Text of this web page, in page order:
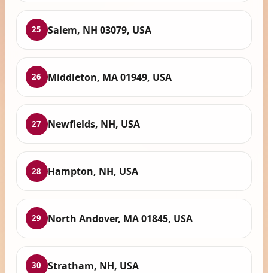
25 Salem, NH 03079, USA
26 Middleton, MA 01949, USA
27 Newfields, NH, USA
28 Hampton, NH, USA
29 North Andover, MA 01845, USA
30 Stratham, NH, USA